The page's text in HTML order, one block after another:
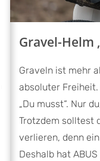
Gravel-Helm
Graveln ist mehr
absoluter Freiheit.
„Du musst“. Nur
Trotzdem solltest
verlieren, denn
Deshalb hat